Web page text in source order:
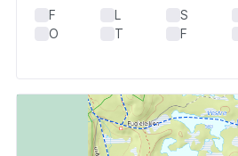
F L S
O
T F